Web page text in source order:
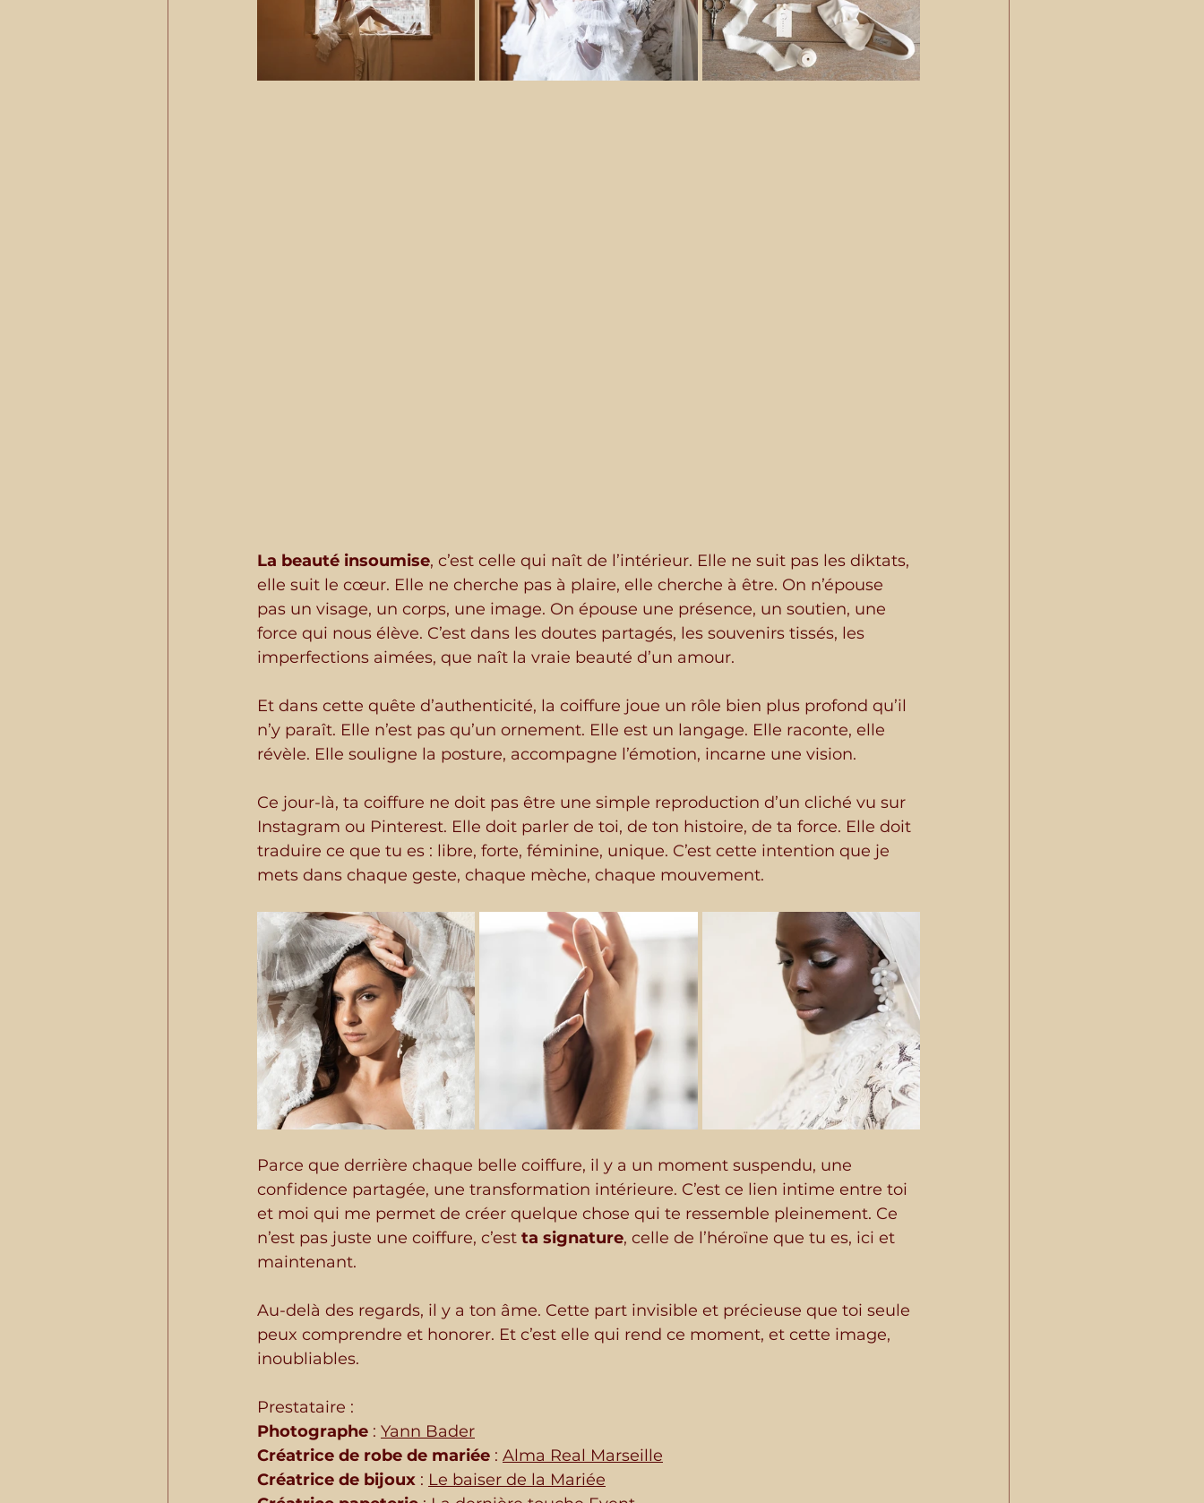
La beauté insoumise, c’est celle qui naît de l’intérieur. Elle ne suit pas les diktats,
elle suit le cœur. Elle ne cherche pas à plaire, elle cherche à être. On n’épouse
pas un visage, un corps, une image. On épouse une présence, un soutien, une
force qui nous élève. C’est dans les doutes partagés, les souvenirs tissés, les
imperfections aimées, que naît la vraie beauté d’un amour.
Et dans cette quête d’authenticité, la coiffure joue un rôle bien plus profond qu’il
n’y paraît. Elle n’est pas qu’un ornement. Elle est un langage. Elle raconte, elle
révèle. Elle souligne la posture, accompagne l’émotion, incarne une vision.
Ce jour-là, ta coiffure ne doit pas être une simple reproduction d’un cliché vu sur
Instagram ou Pinterest. Elle doit parler de toi, de ton histoire, de ta force. Elle doit
traduire ce que tu es : libre, forte, féminine, unique. C’est cette intention que je
mets dans chaque geste, chaque mèche, chaque mouvement.
Parce que derrière chaque belle coiffure, il y a un moment suspendu, une
confidence partagée, une transformation intérieure. C’est ce lien intime entre toi
et moi qui me permet de créer quelque chose qui te ressemble pleinement. Ce
n’est pas juste une coiffure, c’est ta signature, celle de l’héroïne que tu es, ici et
maintenant.
Au-delà des regards, il y a ton âme. Cette part invisible et précieuse que toi seule
peux comprendre et honorer. Et c’est elle qui rend ce moment, et cette image,
inoubliables.
Prestataire :
Photographe : Yann Bader
Créatrice de robe de mariée : Alma Real Marseille
Créatrice de bijoux : Le baiser de la Mariée